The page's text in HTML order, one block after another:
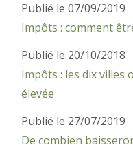
Publié le 07/09/2019
Impôts : comment
Publié le 20/10/2018
Impôts : les dix villes
élevée
Publié le 27/07/2019
De combien